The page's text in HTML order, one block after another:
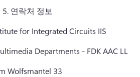
5. 연락처 정보
for Integrated Circuits IIS
Departments - FDK AAC LL
Wolfsmantel 33